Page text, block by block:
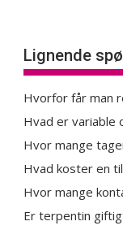
Lignende
Hvorfor får man
Hvad er variable
Hvor mange
Hvad koster en
Hvor mange
Er terpentin